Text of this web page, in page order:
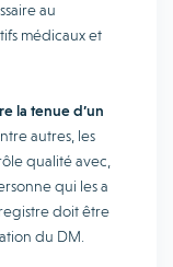
au
médicaux et
la tenue d’un
autres, les
qualité avec,
qui les a
doit être
du DM.